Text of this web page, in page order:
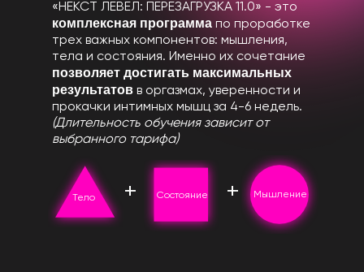
«НЕКСТ ЛЕВЕЛ: ПЕРЕЗАГРУЗКА 11.0» - это
комплексная программа по проработке
трех важных компонентов: мышления,
тела и состояния. Именно их сочетание
позволяет достигать максимальных
результатов в оргазмах, уверенности и
прокачки интимных мышц за 4-6 недель.
(Длительность обучения зависит от
выбранного тарифа)
Тело + +
Состояние Мышление